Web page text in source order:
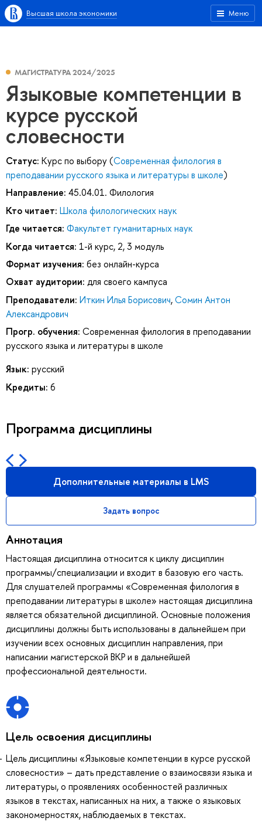
Меню
Высшая школа экономики
МАГИСТРАТУРА 2024/2025
Языковые компетенции в
курсе русской
словесности
Статус: Курс по выбору (Современная филология в
преподавании русского языка и литературы в школе)
Направление: 45.04.01. Филология
Кто читает: Школа филологических наук
Где читается: Факультет гуманитарных наук
Когда читается: 1-й курс, 2, 3 модуль
Формат изучения: без онлайн-курса
Охват аудитории: для своего кампуса
Преподаватели: Иткин Илья Борисович,Сомин Антон
Александрович
Прогр. обучения: Современная филология в преподавании
русского языка и литературы в школе
Язык: русский
Кредиты: 6
Программа дисциплины
Дополнительные материалы в LMS
Задать вопрос
Аннотация
Настоящая дисциплина относится к циклу дисциплин
программы/специализации и входит в базовую его часть.
Для слушателей программы «Современная филология в
преподавании литературы в школе» настоящая дисциплина
является обязательной дисциплиной. Основные положения
дисциплины должны быть использованы в дальнейшем при
изучении всех основных дисциплин направления, при
написании магистерской ВКР и в дальнейшей
профессиональной деятельности.
Цель освоения дисциплины
Цель дисциплины «Языковые компетенции в курсе русской
словесности» – дать представление о взаимосвязи языка и
литературы, о проявлениях особенностей различных
языков в текстах, написанных на них, а также о языковых
закономерностях, наблюдаемых в текстах.